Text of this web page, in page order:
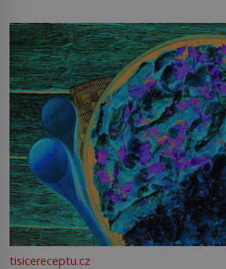
tisicereceptu.cz